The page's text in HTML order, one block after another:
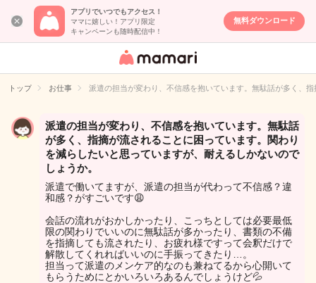
アプリでいつでもアクセス！
ママに嬉しい！アプリ限定
キャンペーンも随時配信中！
無料ダウンロード
女性専用匿名QA
イト
トップ お仕事 派遣の担当が変わり、不信感を抱いています。無駄話が多く、
派遣の担当が変わり、不信感を抱いています。無駄話
が多く、指摘が流されることに困っています。関わり
を減らしたいと思っていますが、耐えるしかないので
しょうか。
派遣で働いてますが、派遣の担当が代わって不信感？違
和感？がすごいです😩
会話の流れがおかしかったり、こっちとしては必要最低
限の関わりでいいのに無駄話が多かったり、書類の不備
を指摘しても流されたり、お疲れ様ですって会釈だけで
解散してくれればいいのに手振ってきたり…。
担当って派遣のメンケア的なのも兼ねてるから心開いて
もらうためにとかいろいろあるんでしょうけど💦